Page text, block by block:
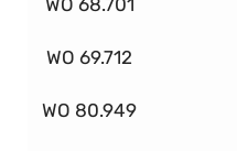
WO 68.701
WO 69.712
WO 80.949